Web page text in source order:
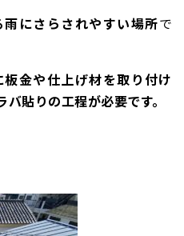
にさらされやすい場所で
金や仕上げ材を取り付け
貼りの工程が必要です。